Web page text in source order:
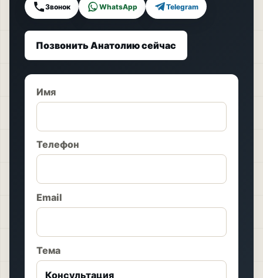
Звонок WhatsApp Telegram
Позвонить Анатолию сейчас
Имя
Телефон
Email
Тема